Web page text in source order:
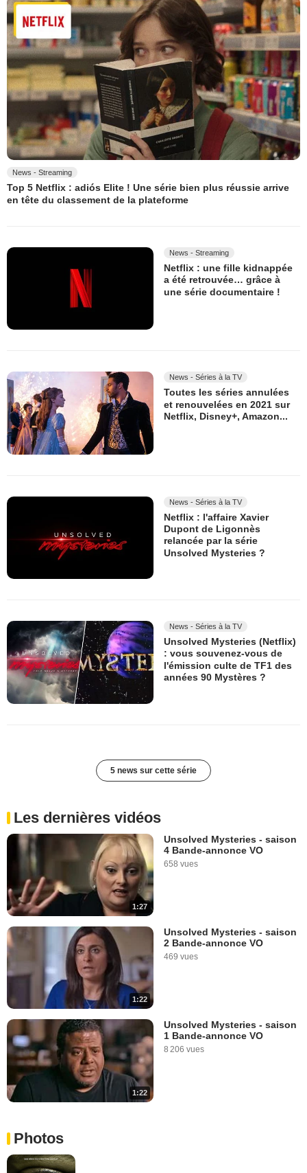
News - Streaming
Top 5 Netflix : adiós Elite ! Une série bien plus réussie arrive
en tête du classement de la plateforme
News - Streaming
Netflix : une fille kidnappée
a été retrouvée… grâce à
une série documentaire !
News - Séries à la TV
Toutes les séries annulées
et renouvelées en 2021 sur
Netflix, Disney+, Amazon...
News - Séries à la TV
Netflix : l'affaire Xavier
Dupont de Ligonnès
relancée par la série
Unsolved Mysteries ?
News - Séries à la TV
Unsolved Mysteries (Netflix)
: vous souvenez-vous de
l'émission culte de TF1 des
années 90 Mystères ?
5 news sur cette série
Les dernières vidéos
1:27
Unsolved Mysteries - saison
4 Bande-annonce VO
658 vues
1:22
Unsolved Mysteries - saison
2 Bande-annonce VO
469 vues
1:22
Unsolved Mysteries - saison
1 Bande-annonce VO
8 206 vues
Photos